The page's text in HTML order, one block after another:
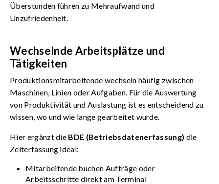
Überstunden führen zu Mehraufwand und
Unzufriedenheit.
Wechselnde Arbeitsplätze und
Tätigkeiten
Produktionsmitarbeitende wechseln häufig zwischen
Maschinen, Linien oder Aufgaben. Für die Auswertung
von Produktivität und Auslastung ist es entscheidend zu
wissen, wo und wie lange gearbeitet wurde.
Hier ergänzt die BDE (Betriebsdatenerfassung) die
Zeiterfassung ideal:
Mitarbeitende buchen Aufträge oder
Arbeitsschritte direkt am Terminal